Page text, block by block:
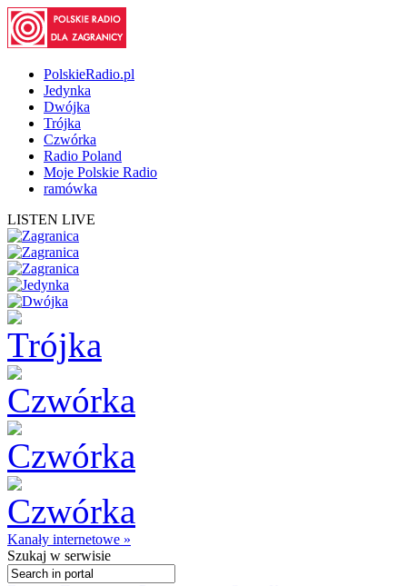
PolskieRadio.pl
Jedynka
Dwójka
Trójka
Czwórka
Radio Poland
Moje Polskie Radio
ramówka
LISTEN LIVE
Kanały internetowe »
Szukaj w serwisie